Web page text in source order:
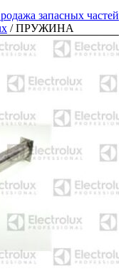
запасных частей
/ПРУЖИНА